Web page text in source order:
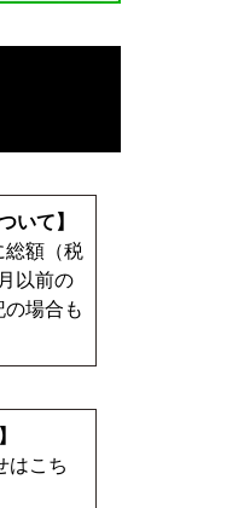
いて】
総額（税
以前の
場合も
はこち